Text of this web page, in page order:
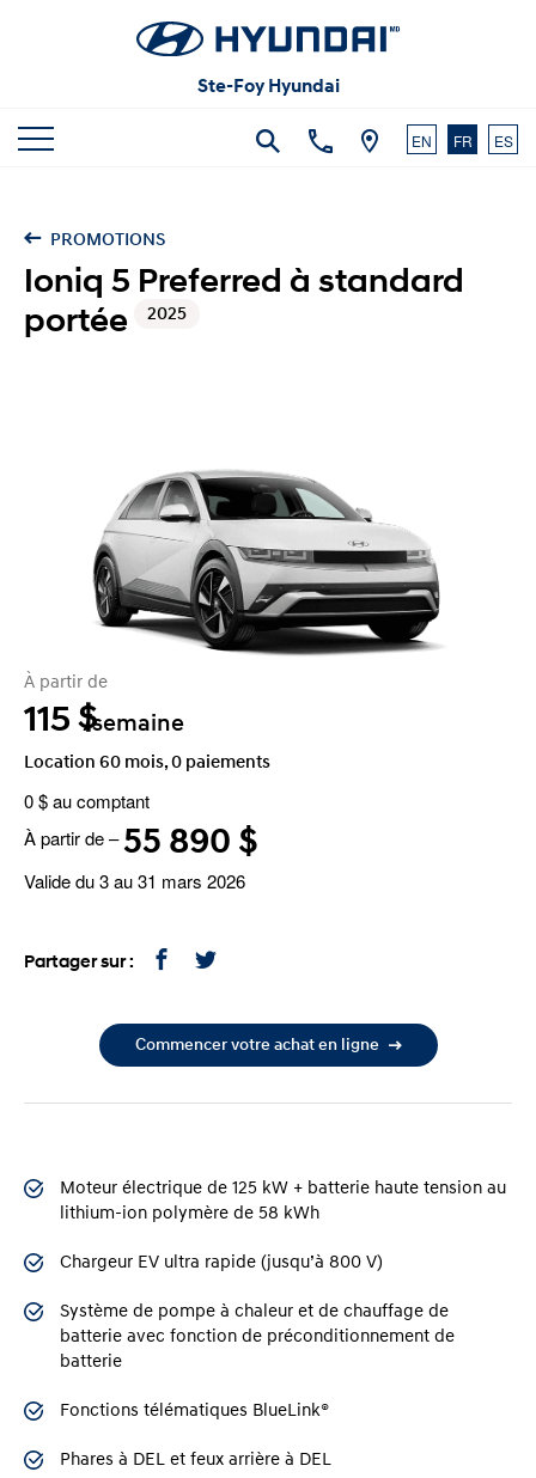
Ste-Foy Hyundai
EN FR ES
PROMOTIONS
Ioniq 5 Preferred à standard
portée
2025
À partir de
115 $
/semaine
Location 60 mois, 0 paiements
0 $ au comptant
À partir de –55 890 $
Valide du 3 au 31 mars 2026
Partager sur :
Commencer votre achat en ligne
Moteur électrique de 125 kW + batterie haute tension au
lithium-ion polymère de 58 kWh
Chargeur EV ultra rapide (jusqu’à 800 V)
Système de pompe à chaleur et de chauffage de
batterie avec fonction de préconditionnement de
batterie
Fonctions télématiques BlueLink®
Phares à DEL et feux arrière à DEL